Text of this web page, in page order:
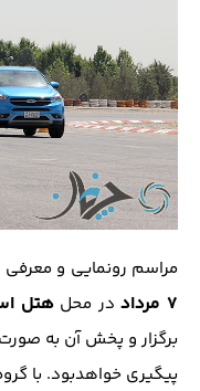
مراسم رونمایی و
7 مرداد در محلهتل
برگزار و پخش آن به صورت
پیگیری‌ خواهد‌بود. با